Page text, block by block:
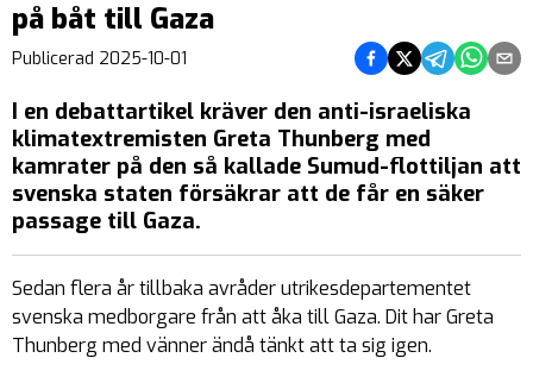
på båt till Gaza
Publicerad 2025-10-01 Dela på Facebook
Dela på Twitter
Dela påDela på
Dela
I en debattartikel kräver den anti-israeliska
klimatextremisten Greta Thunberg med
kamrater på den så kallade Sumud-flottiljan att
svenska staten försäkrar att de får en säker
passage till Gaza.
Sedan flera år tillbaka avråder utrikesdepartementet
svenska medborgare från att åka till Gaza. Dit har Greta
Thunberg med vänner ändå tänkt att ta sig igen.